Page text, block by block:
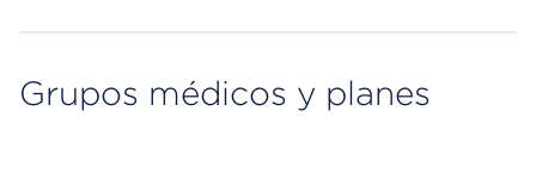
Grupos médicos y planes